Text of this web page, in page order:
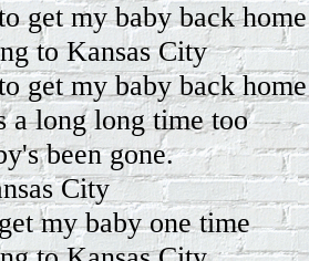
get my baby back home
to Kansas City
get my baby back home
a long long time too
been gone.
City
my baby one time